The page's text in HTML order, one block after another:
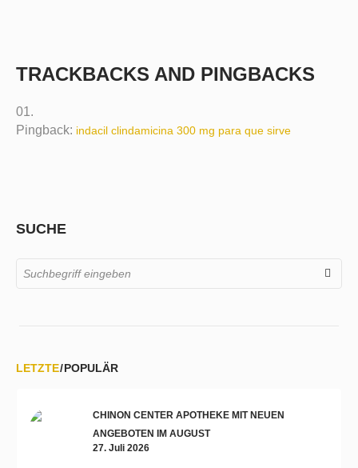
TRACKBACKS AND PINGBACKS
Pingback: indacil clindamicina 300 mg para que sirve
SUCHE
LETZTE POPULÄR
CHINON CENTER APOTHEKE MIT NEUEN
ANGEBOTEN IM AUGUST
27. Juli 2026